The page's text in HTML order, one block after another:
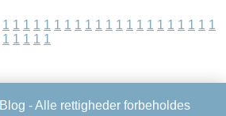
1 1 1 1 1 1 1 1 1 1 1 1 1 1 1 1 1 1 1 1 1
1 1 1 1 1
Blog - Alle rettigheder forbeholdes